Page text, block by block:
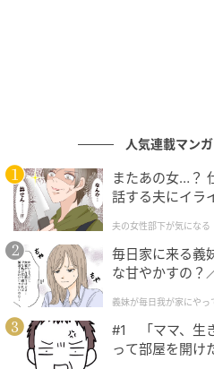
白。これにはアルピーの2人
か！？」と驚きを隠せませ
さらに松尾さんは、「モテて
は、わざわざ裏方で苦労して
いに行ったりしない」と持
用で溜め込んできた人こそ
マジネーションを発揮する」
スを肯定する独自の仕事論
マジネーション力ですよね
人気連載マン
またあの女…？
話する夫にイラ
夫の女性部下が気になる
毎日家に来る義
な甘やかすの？
が】
義妹が毎日我が家にやっ
#1 「ママ、生
って部屋を開け